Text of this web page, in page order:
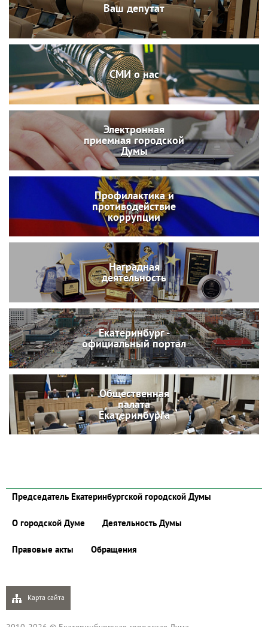
Ваш депутат
СМИ о нас
Электронная
приемная городской
Думы
Профилактика и
противодействие
коррупции
Наградная
деятельность
Екатеринбург -
официальный портал
Общественная
палата
Екатеринбурга
Председатель Екатеринбургской городской Думы
О городской Думе Деятельность Думы
Правовые акты Обращения
Карта сайта